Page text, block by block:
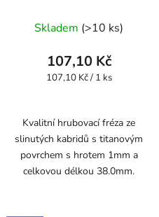
Skladem (>10 ks)
107,10 Kč
Měrná
107,10 Kč / 1 ks
Kvalitní hrubovací fréza ze
slinutých kabridů s titanovým
povrchem s hrotem 1mm a
celkovou délkou 38.0mm.